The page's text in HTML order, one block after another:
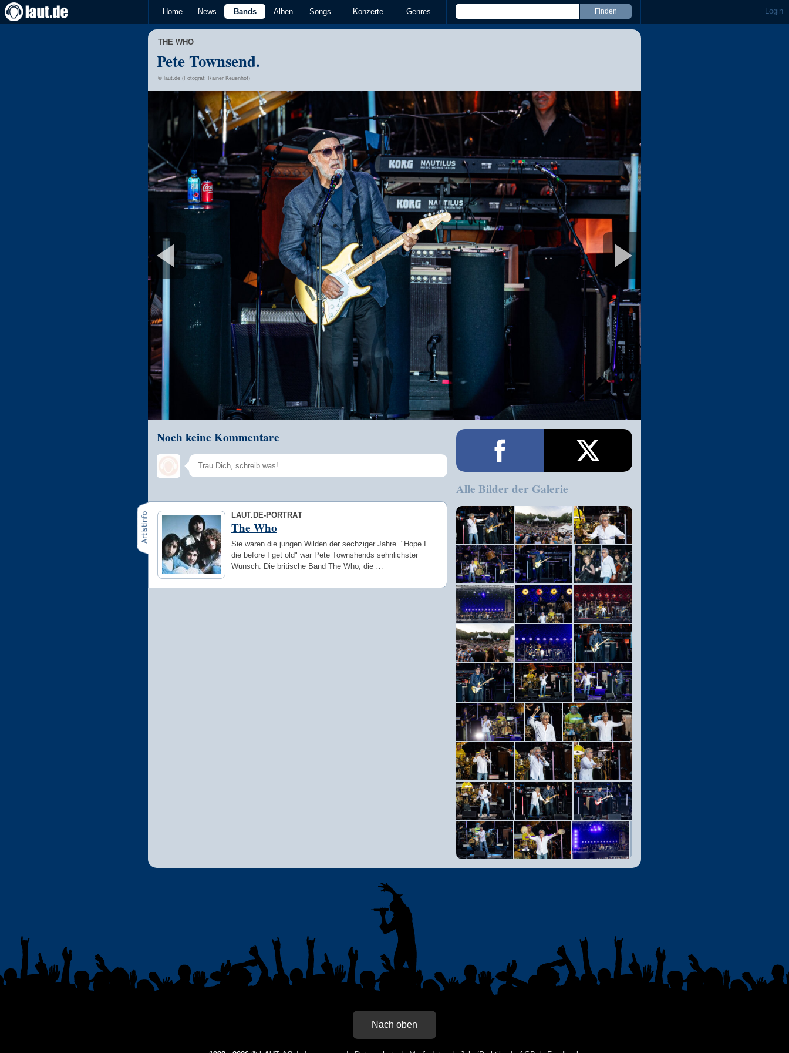
Home News Bands Alben Songs Konzerte Genres Login
THE WHO
Pete Townsend.
© laut.de (Fotograf: Rainer Keuenhof)
Noch keine Kommentare
LAUT.DE-PORTRÄT
The Who
Sie waren die jungen Wilden der sechziger Jahre. "Hope I
die before I get old" war Pete Townshends sehnlichster
Wunsch. Die britische Band The Who, die …
Alle Bilder der Galerie
Nach oben